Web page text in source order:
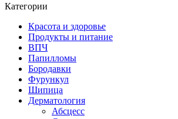
Категории
Красота и здоровье
Продукты и питание
ВПЧ
Папилломы
Бородавки
Фурункул
Шипица
Дерматология
Абсцесс